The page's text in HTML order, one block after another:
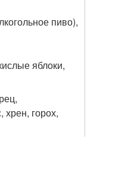
пиво),
яблоки,
хрен, горох,